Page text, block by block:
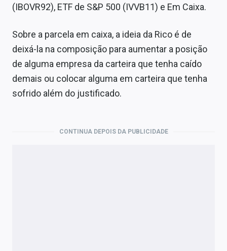
(IBOVR92), ETF de S&P 500 (IVVB11) e Em Caixa.
Sobre a parcela em caixa, a ideia da Rico é de
deixá-la na composição para aumentar a posição
de alguma empresa da carteira que tenha caído
demais ou colocar alguma em carteira que tenha
sofrido além do justificado.
CONTINUA DEPOIS DA PUBLICIDADE